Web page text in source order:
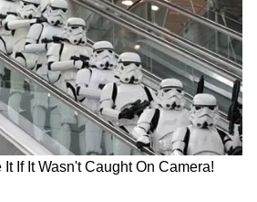
करोड़
करोड़
बावजूद फिल्म कंटेंट के मामले में
पहली प्रतिक्रिया